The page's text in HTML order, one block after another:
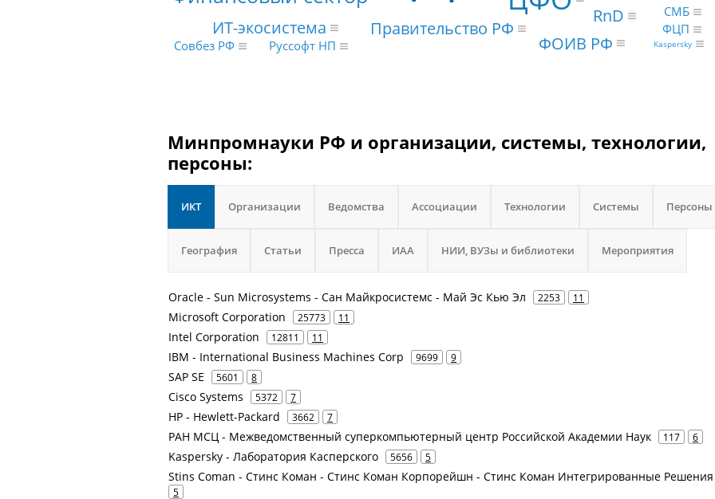
ИТ-экосистема
RnD
Правительство РФ
ФОИВ РФ
ФЦП
СМБ
Совбез РФ Руссофт НП Kaspersky
Минпромнауки РФ и организации, системы, технологии,
персоны:
ИКТ Организации Ведомства Ассоциации Технологии Системы Персоны
География Статьи Пресса ИАА НИИ, ВУЗы и библиотеки Мероприятия
Oracle - Sun Microsystems - Сан Майкросистемс - Май Эс Кью Эл 2253 11
Microsoft Corporation 25773 11
Intel Corporation 12811 11
IBM - International Business Machines Corp 9699 9
SAP SE 5601 8
Cisco Systems 5372 7
HP - Hewlett-Packard 3662 7
РАН МСЦ - Межведомственный суперкомпьютерный центр Российской Академии Наук 117 6
Kaspersky - Лаборатория Касперского 5656 5
Stins Coman - Стинс Коман - Стинс Коман Корпорейшн - Стинс Коман Интегрированные Решения
5